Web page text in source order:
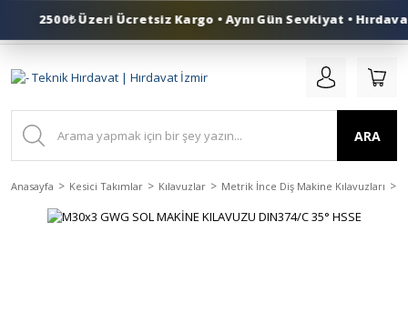
0 (553) 324 41 50
ARA
Anasayfa Kesici Takımlar Kılavuzlar Metrik İnce Diş Makine Kılavuzları
2500₺ Üzeri Ücretsiz Kargo • Aynı Gün Sevkiyat •